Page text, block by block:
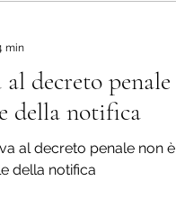
decreto penale
della notifica
al decreto penale non è
della notifica
min